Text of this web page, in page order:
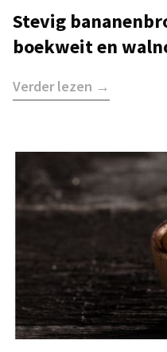
Stevig
boekweit en
Verder lezen →